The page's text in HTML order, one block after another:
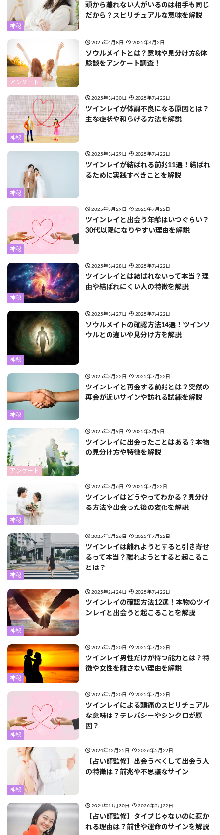
神秘
頭から離れない人がいるのは相手も同じ
だから？スピリチュアルな意味を解説
アンケート
2025年4月8日 2025年4月2日
ソウルメイトとは？意味や見分け方&体
験談をアンケート調査！
神秘
2025年3月30日 2025年7月22日
ツインレイが体調不良になる原因とは？
主な症状や和らげる方法を解説
神秘
2025年3月29日 2025年7月22日
ツインレイが結ばれる前兆11選！結ばれ
るために実践すべきことを解説
神秘
2025年3月29日 2025年7月22日
ツインレイと出会う年齢はいつぐらい？
30代以降になりやすい理由を解説
神秘
2025年3月28日 2025年7月22日
ツインレイとは結ばれないって本当？理
由や結ばれにくい人の特徴を解説
神秘
2025年3月27日 2025年7月22日
ソウルメイトの確認方法14選！ツインソ
ウルとの違いや見分け方を解説
神秘
2025年3月22日 2025年7月22日
ツインレイと再会する前兆とは？突然の
再会が近いサインや訪れる試練を解説
アンケート
2025年3月9日 2025年3月9日
ツインレイに出会ったことはある？本物
の見分け方や特徴を解説
神秘
2025年3月6日 2025年7月22日
ツインレイはどうやってわかる？見分け
る方法や出会った後の変化を解説
神秘
2025年2月26日 2025年7月22日
ツインレイは離れようとすると引き寄せ
るって本当？離れようとすると起こるこ
とは？
神秘
2025年2月24日 2025年7月22日
ツインレイの確認方法12選！本物のツイ
ンレイと出会うと起こることを解説
神秘
2025年2月20日 2025年7月22日
ツインレイ男性だけが持つ能力とは？特
徴や女性を離さない理由を解説
神秘
2025年2月20日 2025年7月22日
ツインレイによる頭痛のスピリチュアル
な意味は？テレパシーやシンクロが原
因？
神秘
2024年12月25日 2026年5月22日
【占い師監修】出会うべくして出会う人
の特徴は？前兆や不思議なサイン
2024年11月30日 2026年5月22日
【占い師監修】タイプじゃないのに惹か
れる理由は？前世や運命のサインを解説